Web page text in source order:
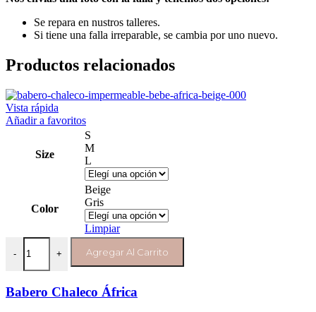
Se repara en nustros talleres.
Si tiene una falla irreparable, se cambia por uno nuevo.
Productos relacionados
Vista rápida
Añadir a favoritos
Size
S
M
L
Color
Beige
Gris
Limpiar
-
Babero Chaleco África cantidad
+ Agregar Al Carrito
Babero Chaleco África